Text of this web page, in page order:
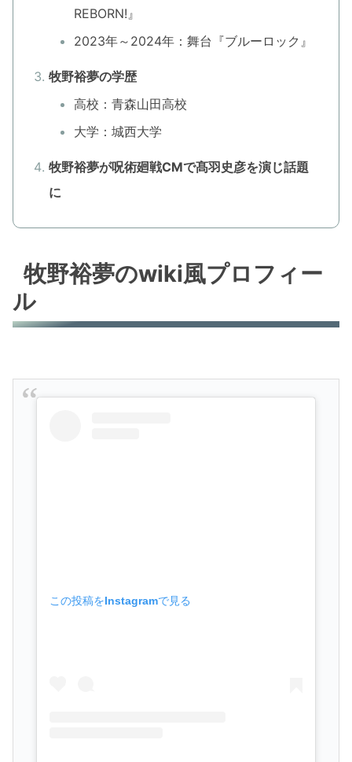
REBORN!』
2023年～2024年：舞台『ブルーロック』
牧野裕夢の学歴
高校：青森山田高校
大学：城西大学
牧野裕夢が呪術廻戦CMで髙羽史彦を演じ話題
に
牧野裕夢のwiki風プロフィー
ル
この投稿をInstagramで見る